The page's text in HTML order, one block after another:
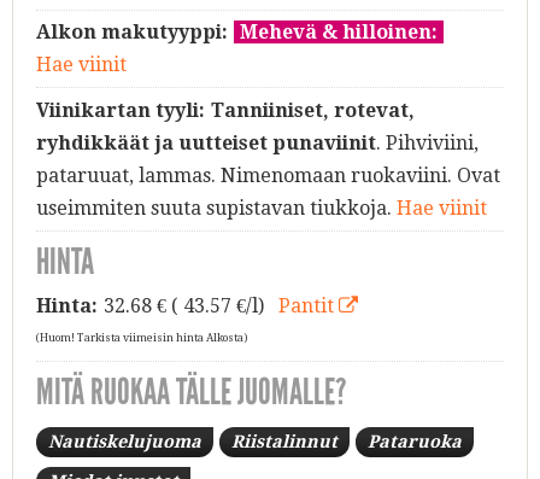
Alkon makutyyppi: Mehevä & hilloinen:
Hae viinit
Viinikartan tyyli: Tanniiniset, rotevat,
ryhdikkäät ja uutteiset punaviinit. Pihviviini,
pataruuat, lammas. Nimenomaan ruokaviini. Ovat
useimmiten suuta supistavan tiukkoja. Hae viinit
HINTA
Hinta: 32.68€ ( 43.57 €/l) Pantit
(Huom! Tarkista viimeisin hinta Alkosta)
MITÄ RUOKAA TÄLLE JUOMALLE?
Nautiskelujuoma Riistalinnut Pataruoka